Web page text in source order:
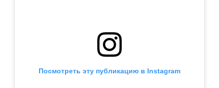
Посмотреть эту публикацию в Instagram